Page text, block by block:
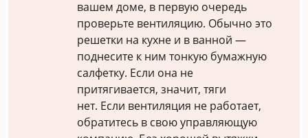
вашем доме, в первую очередь
проверьте вентиляцию. Обычно это
решетки на кухне и в ванной —
поднесите к ним тонкую бумажную
салфетку. Если она не
притягивается, значит, тяги
нет. Если вентиляция не работает,
обратитесь в свою управляющую